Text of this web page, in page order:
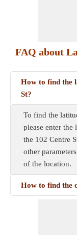
FAQ about
How to find the
St?
To find the
please enter
the 102 Centre
other
of the location.
How to find the